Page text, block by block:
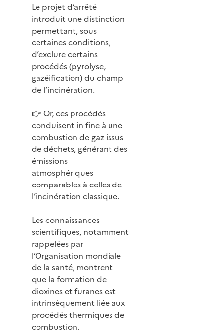
Le projet d’arrêté
introduit une distinction
permettant, sous
certaines conditions,
d’exclure certains
procédés (pyrolyse,
gazéification) du champ
de l’incinération.
👉 Or, ces procédés
conduisent in fine à une
combustion de gaz issus
de déchets, générant des
émissions
atmosphériques
comparables à celles de
l’incinération classique.
Les connaissances
scientifiques, notamment
rappelées par
l’Organisation mondiale
de la santé, montrent
que la formation de
dioxines et furanes est
intrinsèquement liée aux
procédés thermiques de
combustion.